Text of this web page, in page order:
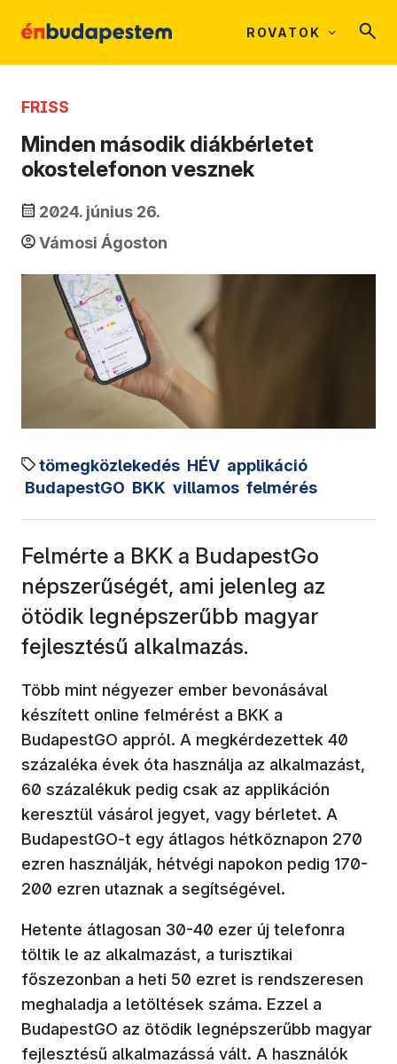
ROVATOK
FRISS
Minden második diákbérletet
okostelefonon vesznek
2024. június 26.
Vámosi Ágoston
tömegközlekedés HÉV applikáció
BudapestGO BKK villamos felmérés
Felmérte a BKK a BudapestGo
népszerűségét, ami jelenleg az
ötödik legnépszerűbb magyar
fejlesztésű alkalmazás.
Több mint négyezer ember bevonásával
készített online felmérést a BKK a
BudapestGO appról. A megkérdezettek 40
százaléka évek óta használja az alkalmazást,
60 százalékuk pedig csak az applikáción
keresztül vásárol jegyet, vagy bérletet. A
BudapestGO-t egy átlagos hétköznapon 270
ezren használják, hétvégi napokon pedig 170-
200 ezren utaznak a segítségével.
Hetente átlagosan 30-40 ezer új telefonra
töltik le az alkalmazást, a turisztikai
főszezonban a heti 50 ezret is rendszeresen
meghaladja a letöltések száma. Ezzel a
BudapestGO az ötödik legnépszerűbb magyar
fejlesztésű alkalmazássá vált. A használók